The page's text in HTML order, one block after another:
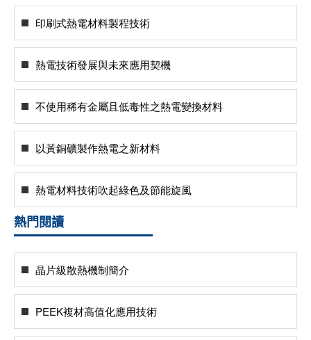
印刷式熱電材料製程技術
熱電技術發展與未來應用契機
不使用稀有金屬且低毒性之熱電變換材料
以黃銅礦製作熱電之新材料
熱電材料技術吹起綠色及節能旋風
熱門閱讀
晶片級散熱機制簡介
PEEK複材高值化應用技術